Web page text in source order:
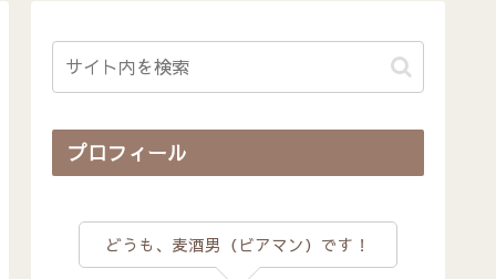
プロフィール
どうも、麦酒男（ビアマン）です！